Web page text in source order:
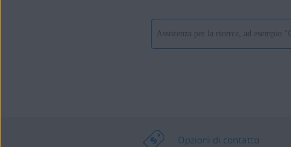
Opzioni di contatto